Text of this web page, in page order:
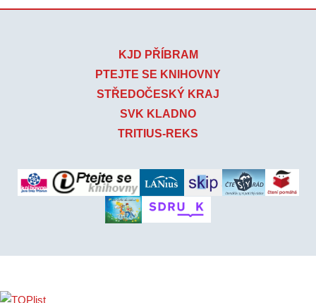
KJD PŘÍBRAM
PTEJTE SE KNIHOVNY
STŘEDOČESKÝ KRAJ
SVK KLADNO
TRITIUS-REKS